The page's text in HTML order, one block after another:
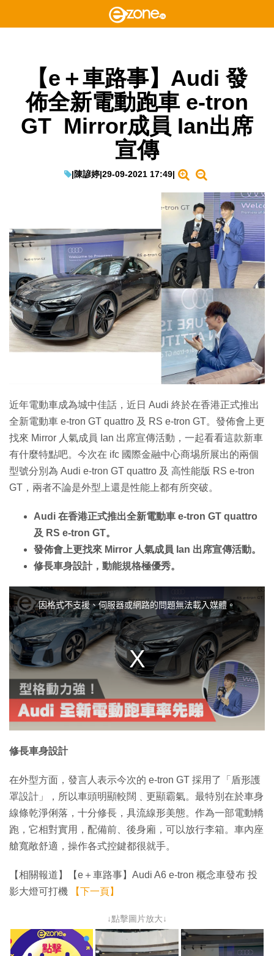
【e＋車路事】Audi 發
佈全新電動跑車 e-tron
GT Mirror成員 Ian出席
宣傳
|陳諺婷|29-09-2021 17:49|
近年電動車成為城中佳話，近日 Audi 終於在香港正式推出
全新電動車 e-tron GT quattro 及 RS e-tron GT。發佈會上更
找來 Mirror 人氣成員 Ian 出席宣傳活動，一起看看這款新車
有什麼特點吧。今次在 ifc 國際金融中心商埸所展出的兩個
型號分別為 Audi e-tron GT quattro 及 高性能版 RS e-tron
GT，兩者不論是外型上還是性能上都有所突破。
Audi 在香港正式推出全新電動車 e-tron GT quattro
及 RS e-tron GT。
發佈會上更找來 Mirror 人氣成員 Ian 出席宣傳活動。
修長車身設計，動能規格極優秀。
T
h
s
s
m
o
d
a
d
.
因格式不支援、伺服器或網路的問題無法載入媒體。
修長車身設計
在外型方面，發言人表示今次的 e-tron GT 採用了「盾形護
罩設計」，所以車頭明顯較闊﹑更顯霸氣。最特別在於車身
線條乾淨俐落，十分修長，具流線形美態。作為一部電動轎
跑，它相對實用，配備前、後身廂，可以放行李箱。車內座
艙寬敞舒適，操作各式控鍵都很就手。
【相關報道】【e＋車路事】Audi A6 e-tron 概念車發布 投
影大燈可打機
【下一頁】
↓點擊圖片放大↓